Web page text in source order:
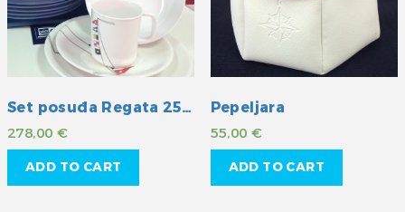
Set posuđa Regata 25/1
278,00 €
ADD TO CART
Pepeljara
55,00€
ADD TO CART